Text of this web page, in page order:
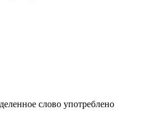
слово употреблено